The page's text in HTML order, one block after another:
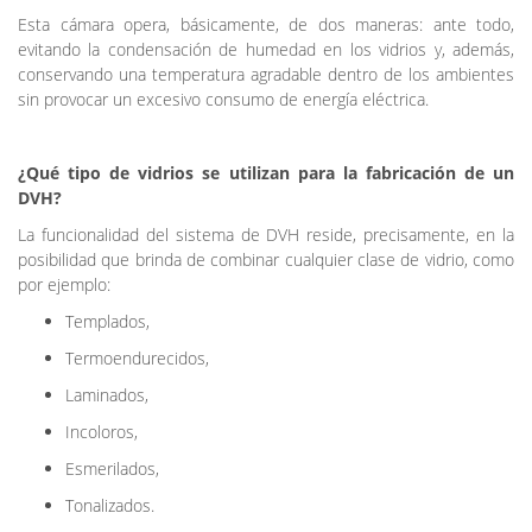
Esta cámara opera, básicamente, de dos maneras: ante todo,
evitando la condensación de humedad en los vidrios y, además,
conservando una temperatura agradable dentro de los ambientes
sin provocar un excesivo consumo de energía eléctrica.
¿Qué tipo de vidrios se utilizan para la fabricación de un
DVH?
La funcionalidad del sistema de DVH reside, precisamente, en la
posibilidad que brinda de combinar cualquier clase de vidrio, como
por ejemplo:
Templados,
Termoendurecidos,
Laminados,
Incoloros,
Esmerilados,
Tonalizados.